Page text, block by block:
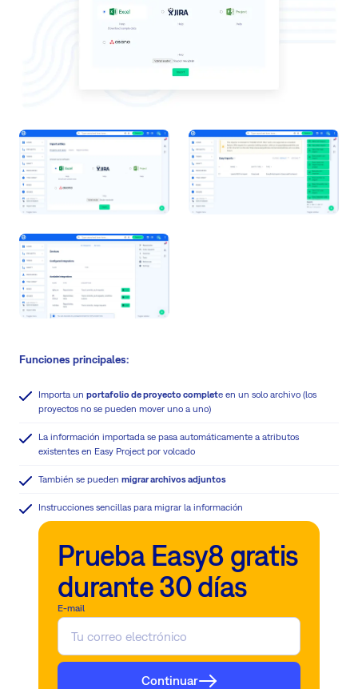
Funciones principales:
Importa un portafolio de proyecto complete en un solo archivo (los
proyectos no se pueden mover uno a uno)
La información importada se pasa automáticamente a atributos
existentes en Easy Project por volcado
También se pueden migrar archivos adjuntos
Instrucciones sencillas para migrar la información
Prueba Easy8 gratis
durante 30 días
E-mail
Continuar